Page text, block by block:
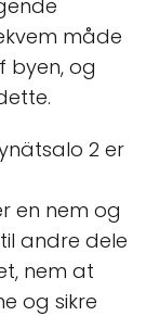
måde
byen, og
2 er
en nem og
andre dele
nem at
og sikre